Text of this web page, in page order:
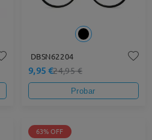
DBSN62204
9,95 €24,95 €
Probar
63% OFF